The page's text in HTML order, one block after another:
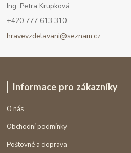
Ing. Petra Krupková
+420 777 613 310
hravevzdelavani@seznam.cz
Informace pro zákazníky
O nás
Obchodní podmínky
Poštovné a doprava